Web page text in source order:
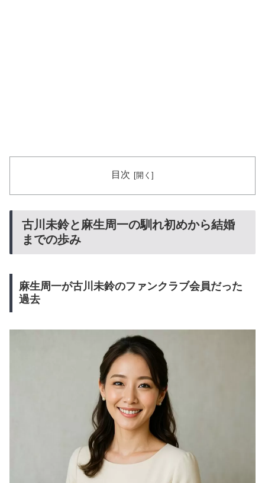
目次
古川未鈴と麻生周一の馴れ初めから結婚
までの歩み
麻生周一が古川未鈴のファンクラブ会員だった
過去